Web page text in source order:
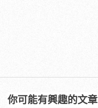
你可能有興趣的文章